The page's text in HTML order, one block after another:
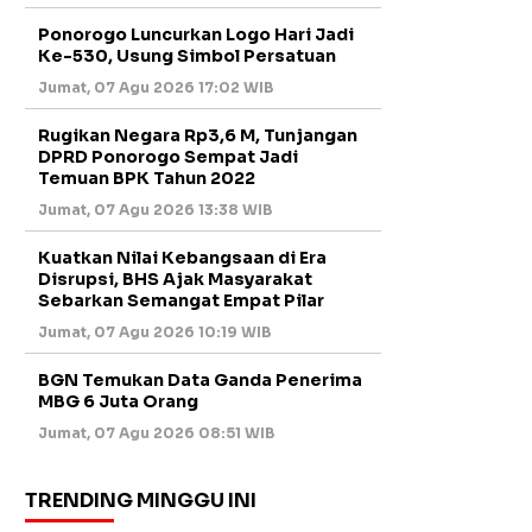
Ponorogo Luncurkan Logo Hari Jadi
Ke-530, Usung Simbol Persatuan
Jumat, 07 Agu 2026 17:02 WIB
Rugikan Negara Rp3,6 M, Tunjangan
DPRD Ponorogo Sempat Jadi
Temuan BPK Tahun 2022
Jumat, 07 Agu 2026 13:38 WIB
Kuatkan Nilai Kebangsaan di Era
Disrupsi, BHS Ajak Masyarakat
Sebarkan Semangat Empat Pilar
Jumat, 07 Agu 2026 10:19 WIB
BGN Temukan Data Ganda Penerima
MBG 6 Juta Orang
Jumat, 07 Agu 2026 08:51 WIB
TRENDING MINGGU INI